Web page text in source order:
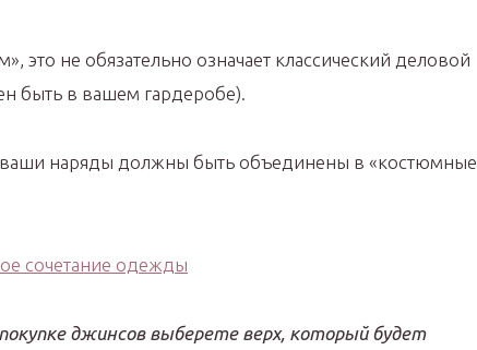
это не обязательно означает классический деловой
быть в вашем гардеробе).
ваши наряды должны быть объединены в «костюмные
джинсов выберете верх, который будет